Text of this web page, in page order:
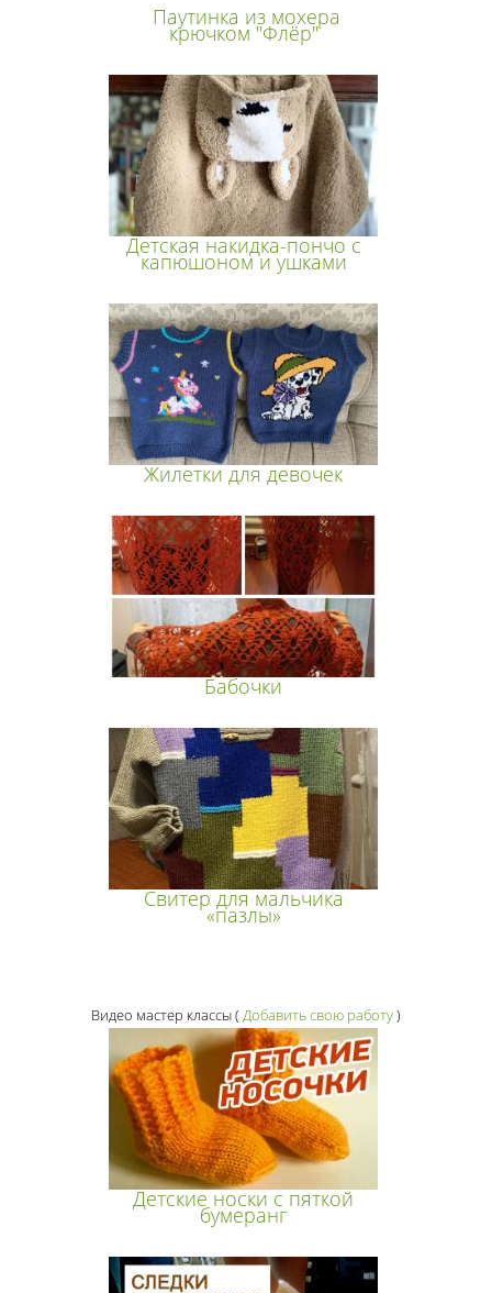
Паутинка из мохера
крючком "Флёр"
Детская накидка-пончо с
капюшоном и ушками
Жилетки для девочек
Бабочки
Свитер для мальчика
«пазлы»
Видео мастер классы( Добавить свою работу)
Детские носки с пяткой
бумеранг